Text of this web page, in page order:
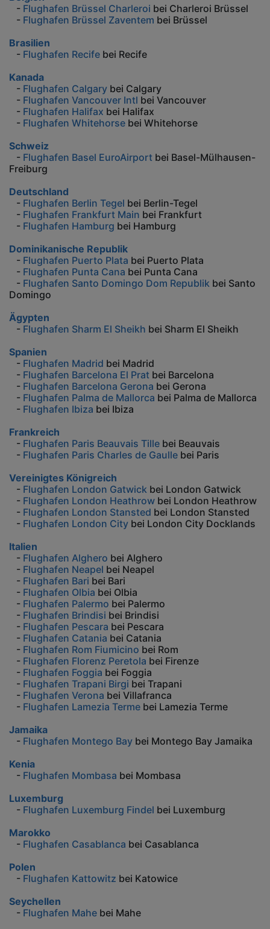
- Flughafen Brüssel Charleroi bei Charleroi Brüssel
- Flughafen Brüssel Zaventem bei Brüssel
Brasilien
- Flughafen Recife bei Recife
Kanada
- Flughafen Calgary bei Calgary
- Flughafen Vancouver Intl bei Vancouver
- Flughafen Halifax bei Halifax
- Flughafen Whitehorse bei Whitehorse
Schweiz
- Flughafen Basel EuroAirport bei Basel-Mülhausen-
Freiburg
Deutschland
- Flughafen Berlin Tegel bei Berlin-Tegel
- Flughafen Frankfurt Main bei Frankfurt
- Flughafen Hamburg bei Hamburg
Dominikanische Republik
- Flughafen Puerto Plata bei Puerto Plata
- Flughafen Punta Cana bei Punta Cana
- Flughafen Santo Domingo Dom Republik bei Santo
Domingo
Ägypten
- Flughafen Sharm El Sheikh bei Sharm El Sheikh
Spanien
- Flughafen Madrid bei Madrid
- Flughafen Barcelona El Prat bei Barcelona
- Flughafen Barcelona Gerona bei Gerona
- Flughafen Palma de Mallorca bei Palma de Mallorca
- Flughafen Ibiza bei Ibiza
Frankreich
- Flughafen Paris Beauvais Tille bei Beauvais
- Flughafen Paris Charles de Gaulle bei Paris
Vereinigtes Königreich
- Flughafen London Gatwick bei London Gatwick
- Flughafen London Heathrow bei London Heathrow
- Flughafen London Stansted bei London Stansted
- Flughafen London City bei London City Docklands
Italien
- Flughafen Alghero bei Alghero
- Flughafen Neapel bei Neapel
- Flughafen Bari bei Bari
- Flughafen Olbia bei Olbia
- Flughafen Palermo bei Palermo
- Flughafen Brindisi bei Brindisi
- Flughafen Pescara bei Pescara
- Flughafen Catania bei Catania
- Flughafen Rom Fiumicino bei Rom
- Flughafen Florenz Peretola bei Firenze
- Flughafen Foggia bei Foggia
- Flughafen Trapani Birgi bei Trapani
- Flughafen Verona bei Villafranca
- Flughafen Lamezia Terme bei Lamezia Terme
Jamaika
- Flughafen Montego Bay bei Montego Bay Jamaika
Kenia
- Flughafen Mombasa bei Mombasa
Luxemburg
- Flughafen Luxemburg Findel bei Luxemburg
Marokko
- Flughafen Casablanca bei Casablanca
Polen
- Flughafen Kattowitz bei Katowice
Seychellen
- Flughafen Mahe bei Mahe